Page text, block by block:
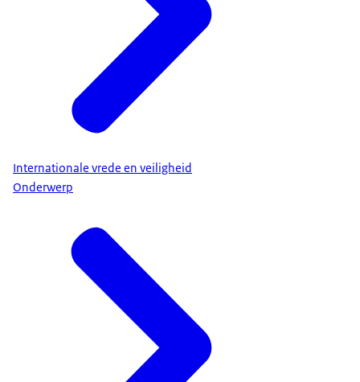
Internationale vrede en veiligheid
Onderwerp